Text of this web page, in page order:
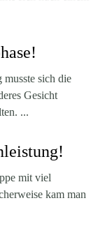
sich die
Gesicht
...
mit viel
kam man